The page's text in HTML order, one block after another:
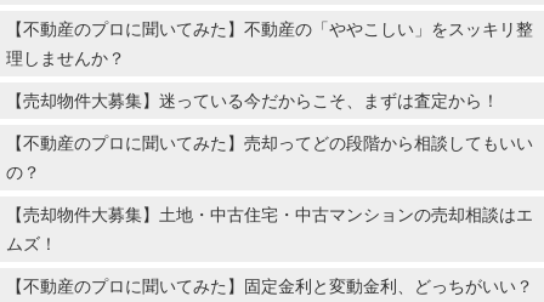
【不動産のプロに聞いてみた】不動産の「ややこしい」をスッキリ整
理しませんか？
【売却物件大募集】迷っている今だからこそ、まずは査定から！
【不動産のプロに聞いてみた】売却ってどの段階から相談してもいい
の？
【売却物件大募集】土地・中古住宅・中古マンションの売却相談はエ
ムズ！
【不動産のプロに聞いてみた】固定金利と変動金利、どっちがいい？